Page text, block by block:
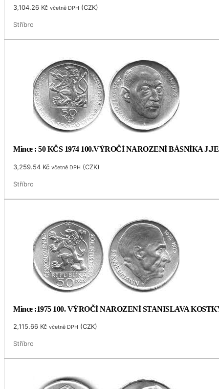
3,104.26 Kč včetně DPH (CZK)
Stříbro
Mince : 50 KČS 1974 100.VÝROČÍ NAROZENÍ BÁSNÍKA
3,259.54 Kč včetně DPH (CZK)
Stříbro
Mince :1975 100. VÝROČÍ NAROZENÍ STANISLAVA
2,115.66 Kč včetně DPH (CZK)
Stříbro